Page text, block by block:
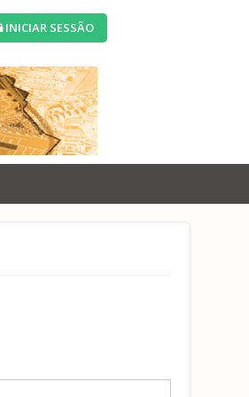
INICIAR SESSÃO